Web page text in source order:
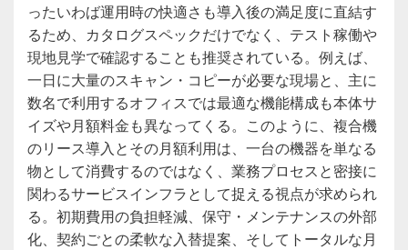
ったいわば運用時の快適さも導入後の満足度に直結す
るため、カタログスペックだけでなく、テスト稼働や
現地見学で確認することも推奨されている。例えば、
一日に大量のスキャン・コピーが必要な現場と、主に
数名で利用するオフィスでは最適な機能構成も本体サ
イズや月額料金も異なってくる。このように、複合機
のリース導入とその月額利用は、一台の機器を単なる
物として消費するのではなく、業務プロセスと密接に
関わるサービスインフラとして捉える視点が求められ
る。初期費用の負担軽減、保守・メンテナンスの外部
化、契約ごとの柔軟な入替提案、そしてトータルな月